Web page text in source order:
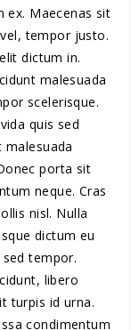
ex. Maecenas sit
tempor justo.
dictum in.
malesuada
scelerisque.
quis sed
porta sit
neque. Cras
nisl. Nulla
dictum eu
tempor.
libero
turpis id urna.
condimentum